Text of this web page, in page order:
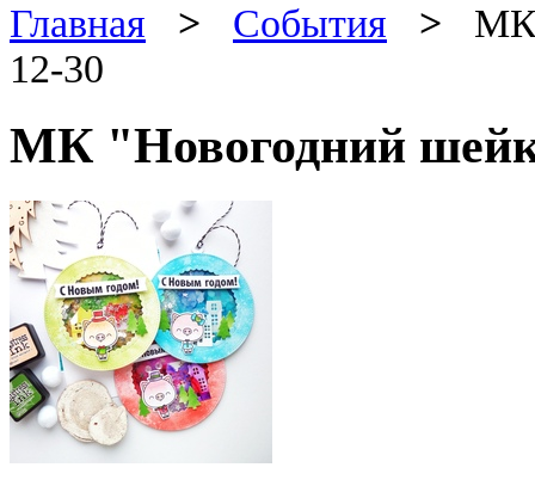
Главная > События > МК
12-30
МК "Новогодний